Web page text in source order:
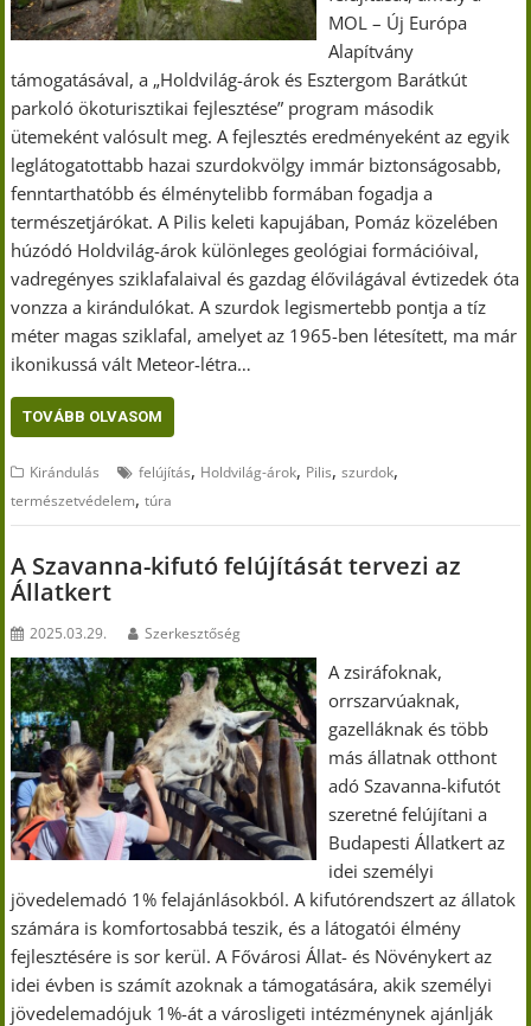
MOL – Új Európa
Alapítvány
támogatásával, a „Holdvilág-árok és Esztergom Barátkút
parkoló ökoturisztikai fejlesztése” program második
ütemeként valósult meg. A fejlesztés eredményeként az egyik
leglátogatottabb hazai szurdokvölgy immár biztonságosabb,
fenntarthatóbb és élménytelibb formában fogadja a
természetjárókat. A Pilis keleti kapujában, Pomáz közelében
húzódó Holdvilág-árok különleges geológiai formációival,
vadregényes sziklafalaival és gazdag élővilágával évtizedek óta
vonzza a kirándulókat. A szurdok legismertebb pontja a tíz
méter magas sziklafal, amelyet az 1965-ben létesített, ma már
ikonikussá vált Meteor-létra…
TOVÁBB OLVASOM
Kirándulás felújítás, Holdvilág-árok, Pilis,szurdok,
természetvédelem,túra
A Szavanna-kifutó felújítását tervezi az
Állatkert
2025.03.29. Szerkesztőség
A zsiráfoknak,
orrszarvúaknak,
gazelláknak és több
más állatnak otthont
adó Szavanna-kifutót
szeretné felújítani a
Budapesti Állatkert az
idei személyi
jövedelemadó 1% felajánlásokból. A kifutórendszert az állatok
számára is komfortosabbá teszik, és a látogatói élmény
fejlesztésére is sor kerül. A Fővárosi Állat- és Növénykert az
idei évben is számít azoknak a támogatására, akik személyi
jövedelemadójuk 1%-át a városligeti intézménynek ajánlják